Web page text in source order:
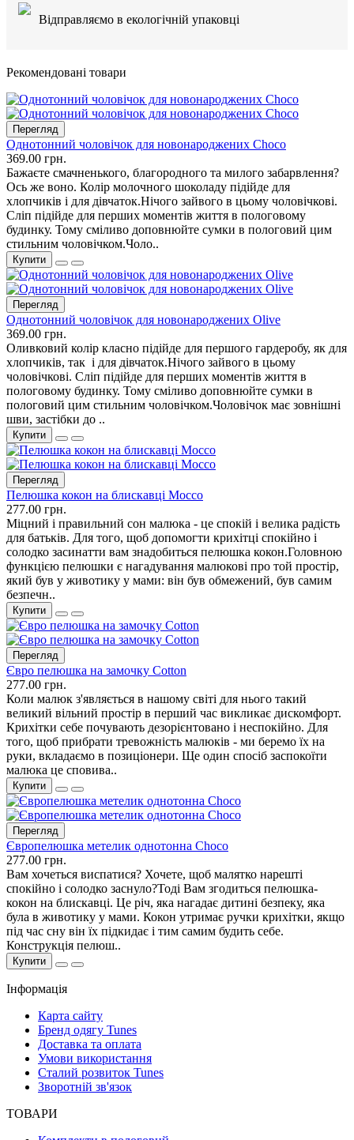
Відправляємо в екологічній упаковці
Рекомендовані товари
Перегляд
Однотонний чоловічок для новонароджених Choco
369.00 грн.
Бажаєте смачненького, благородного та милого забарвлення?
Ось же воно. Колір молочного шоколаду підійде для
хлопчиків і для дівчаток.Нічого зайвого в цьому чоловічкові.
Сліп підійде для перших моментів життя в пологовому
будинку. Тому сміливо доповнюйте сумки в пологовий цим
стильним чоловічком.Чоло..
Купити
Перегляд
Однотонний чоловічок для новонароджених Olive
369.00 грн.
Оливковий колір класно підійде для першого гардеробу, як для
хлопчиків, так і для дівчаток.Нічого зайвого в цьому
чоловічкові. Сліп підійде для перших моментів життя в
пологовому будинку. Тому сміливо доповнюйте сумки в
пологовий цим стильним чоловічком.Чоловічок має зовнішні
шви, застібки до ..
Купити
Перегляд
Пелюшка кокон на блискавці Mocco
277.00 грн.
Міцний і правильний сон малюка - це спокій і велика радість
для батьків. Для того, щоб допомогти крихітці спокійно і
солодко засинатти вам знадобиться пелюшка кокон.Головною
функцією пелюшки є нагадування малюкові про той простір,
який був у животику у мами: він був обмежений, був самим
безпечн..
Купити
Перегляд
Євро пелюшка на замочку Cotton
277.00 грн.
Коли малюк з'являється в нашому світі для нього такий
великий вільний простір в перший час викликає дискомфорт.
Крихітки себе почувають дезорієнтовано і неспокійно. Для
того, щоб прибрати тревожність малюків - ми беремо їх на
руки, вкладаємо в позиціонери. Ще один спосіб заспокоїти
малюка це сповива..
Купити
Перегляд
Європелюшка метелик однотонна Choco
277.00 грн.
Вам хочеться виспатися? Хочете, щоб малятко нарешті
спокійно і солодко заснуло?Тоді Вам згодиться пелюшка-
кокон на блискавці. Це річ, яка нагадає дитині безпеку, яка
була в животику у мами. Кокон утримає ручки крихітки, якщо
під час сну він їх підкидає і тим самим будить себе.
Конструкція пелюш..
Купити
Інформація
Карта сайту
Бренд одягу Tunes
Доставка та оплата
Умови використання
Сталий розвиток Tunes
Зворотній зв'язок
ТОВАРИ